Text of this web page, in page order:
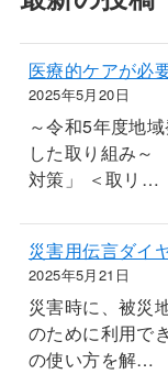
医療的ケアが必
2025年5月20日
～令和5年度地
した取り組み～
対策」 ＜取リ…
災害用伝言ダイ
2025年5月21日
災害時に、被災
のために利用で
の使い方を解…